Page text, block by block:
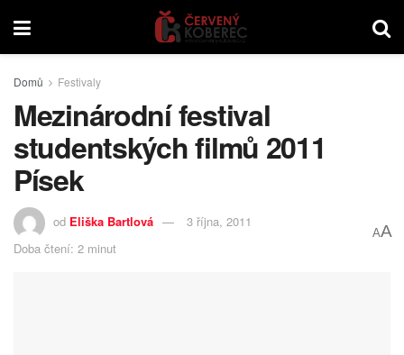
Domů Festivaly
Mezinárodní festival
studentských filmů 2011
Písek
od Eliška Bartlová
3 října, 2011
Doba čtení: 2 minut
AA